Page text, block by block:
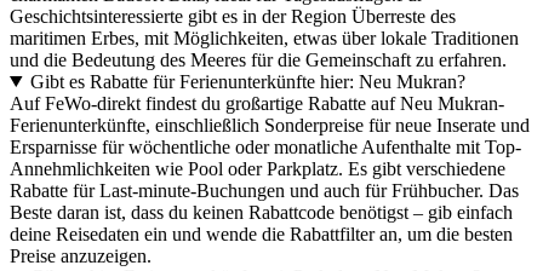
Geschichtsinteressierte gibt es in der Region Überreste des
maritimen Erbes, mit Möglichkeiten, etwas über lokale Traditionen
und die Bedeutung des Meeres für die Gemeinschaft zu erfahren.
Gibt es Rabatte für Ferienunterkünfte hier: Neu Mukran?
Auf FeWo-direkt findest du großartige Rabatte auf Neu Mukran-
Ferienunterkünfte, einschließlich Sonderpreise für neue Inserate und
Ersparnisse für wöchentliche oder monatliche Aufenthalte mit Top-
Annehmlichkeiten wie Pool oder Parkplatz. Es gibt verschiedene
Rabatte für Last-minute-Buchungen und auch für Frühbucher. Das
Beste daran ist, dass du keinen Rabattcode benötigst – gib einfach
deine Reisedaten ein und wende die Rabattfilter an, um die besten
Preise anzuzeigen.